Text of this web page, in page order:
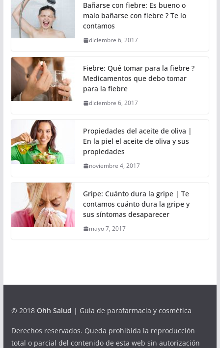
Bañarse con fiebre: Es bueno o
malo bañarse con fiebre ? Te lo
contamos
diciembre 6, 2017
Fiebre: Qué tomar para la fiebre ?
Medicamentos que debo tomar
para la fiebre
diciembre 6, 2017
Propiedades del aceite de oliva |
En la piel el aceite de oliva y sus
propiedades
noviembre 4, 2017
Gripe: Cuánto dura la gripe | Te
contamos cuánto dura la gripe y
sus síntomas desaparecer
mayo 7, 2017
© 2018 Ohh Salud | Guía de parafarmacia y cosmética
Derechos reservados. Queda prohibida la reproducción
total o parcial del contenido de esta web sin autorización